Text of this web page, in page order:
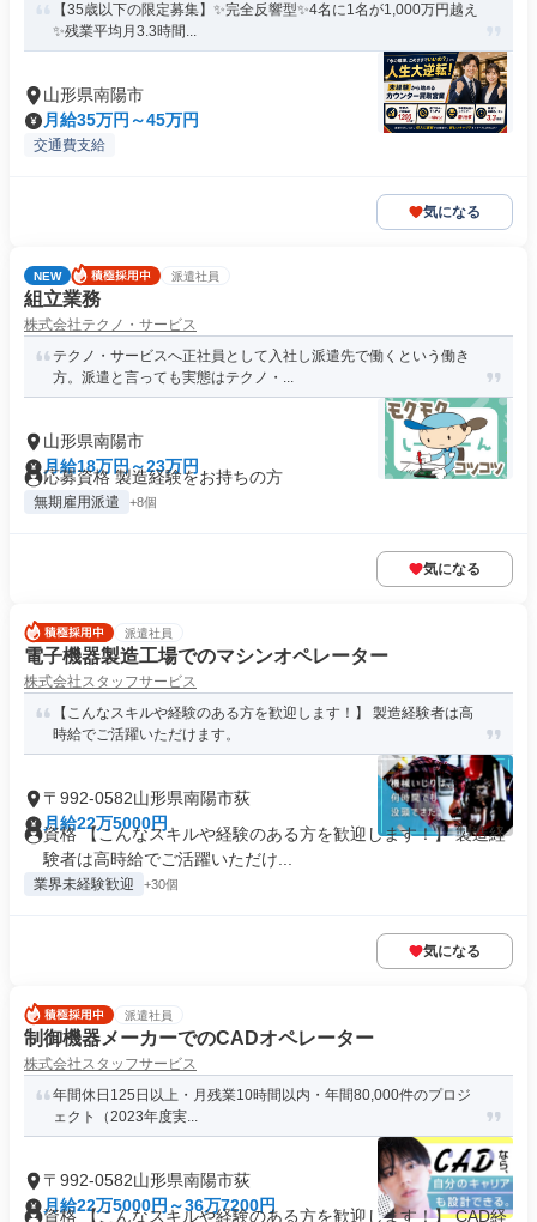
【35歳以下の限定募集】✨完全反響型✨4名に1名が1,000万円越え
✨残業平均月3.3時間...
山形県南陽市
月給35万円～45万円
交通費支給
気になる
NEW 派遣社員
組立業務
株式会社テクノ・サービス
テクノ・サービスへ正社員として入社し派遣先で働くという働き
方。派遣と言っても実態はテクノ・...
山形県南陽市
月給18万円～23万円
応募資格 製造経験をお持ちの方
無期雇用派遣 +8個
気になる
派遣社員
電子機器製造工場でのマシンオペレーター
株式会社スタッフサービス
【こんなスキルや経験のある方を歓迎します！】 製造経験者は高
時給でご活躍いただけます。
〒992-0582山形県南陽市荻
月給22万5000円
資格 【こんなスキルや経験のある方を歓迎します！】 製造経
験者は高時給でご活躍いただけ...
業界未経験歓迎 +30個
気になる
派遣社員
制御機器メーカーでのCADオペレーター
株式会社スタッフサービス
年間休日125日以上・月残業10時間以内・年間80,000件のプロジ
ェクト（2023年度実...
〒992-0582山形県南陽市荻
月給22万5000円～36万7200円
資格 【こんなスキルや経験のある方を歓迎します！】 CAD経